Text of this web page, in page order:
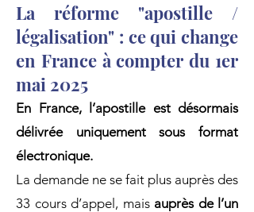
La réforme "apostille /
légalisation" : ce qui change
en France à compter du 1er
mai 2025
En France, l’apostille est désormais
délivrée uniquement sous format
électronique.
La demande ne se fait plus auprès des
33 cours d’appel, mais auprès de l’un